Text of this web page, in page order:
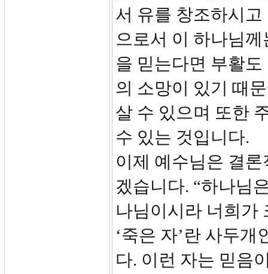
서 유를 창조하시
으로서 이 하나님
을 믿는다면 부활
의 소망이 있기 때
살 수 있으며 또한
수 있는 것입니다.
이제 예수님은 결
겠습니다. “하나님
나님이시라 너희가
‘죽은 자’란 사두
다. 이런 자는 믿음